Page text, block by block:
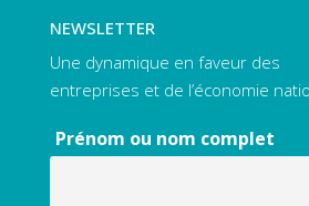
NEWSLETTER
Une dynamique en faveur des
entreprises et de l’économie
Prénom ou nom complet